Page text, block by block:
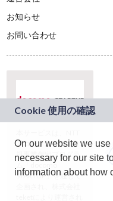
お知らせ
お問い合わせ
ドコモグループの新
規事業創出プログラ
ム「docomo
STARTUP」を通じて
On our website we
necessary for our site
information about how